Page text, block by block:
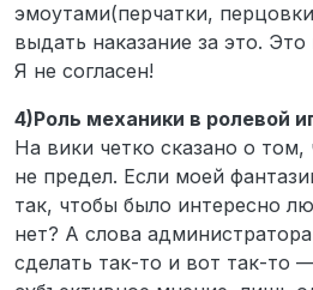
эмоутами(перчатки,
выдать наказание за это. Это
Я не согласен!
4)Роль механики в ролевой
На вики четко сказано о
не предел. Если моей
так, чтобы было интересно
нет? А слова
сделать так-то и вот так-то